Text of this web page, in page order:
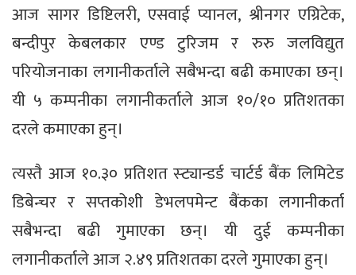
आज सागर डिष्टिलरी, एसवाई प्यानल, श्रीनगर एग्रिटेक,
बन्दीपुर केबलकार एण्ड टुरिजम र रुरु जलविद्युत
परियोजनाका लगानीकर्ताले सबैभन्दा बढी कमाएका छन्।
यी ५ कम्पनीका लगानीकर्ताले आज १०/१० प्रतिशतका
दरले कमाएका हुन्।
त्यस्तै आज १०.३० प्रतिशत स्ट्यान्डर्ड चार्टर्ड बैंक लिमिटेड
डिबेन्चर र सप्तकोशी डेभलपमेन्ट बैंकका लगानीकर्ता
सबैभन्दा बढी गुमाएका छन्। यी दुई कम्पनीका
लगानीकर्ताले आज २.४९ प्रतिशतका दरले गुमाएका हुन्।